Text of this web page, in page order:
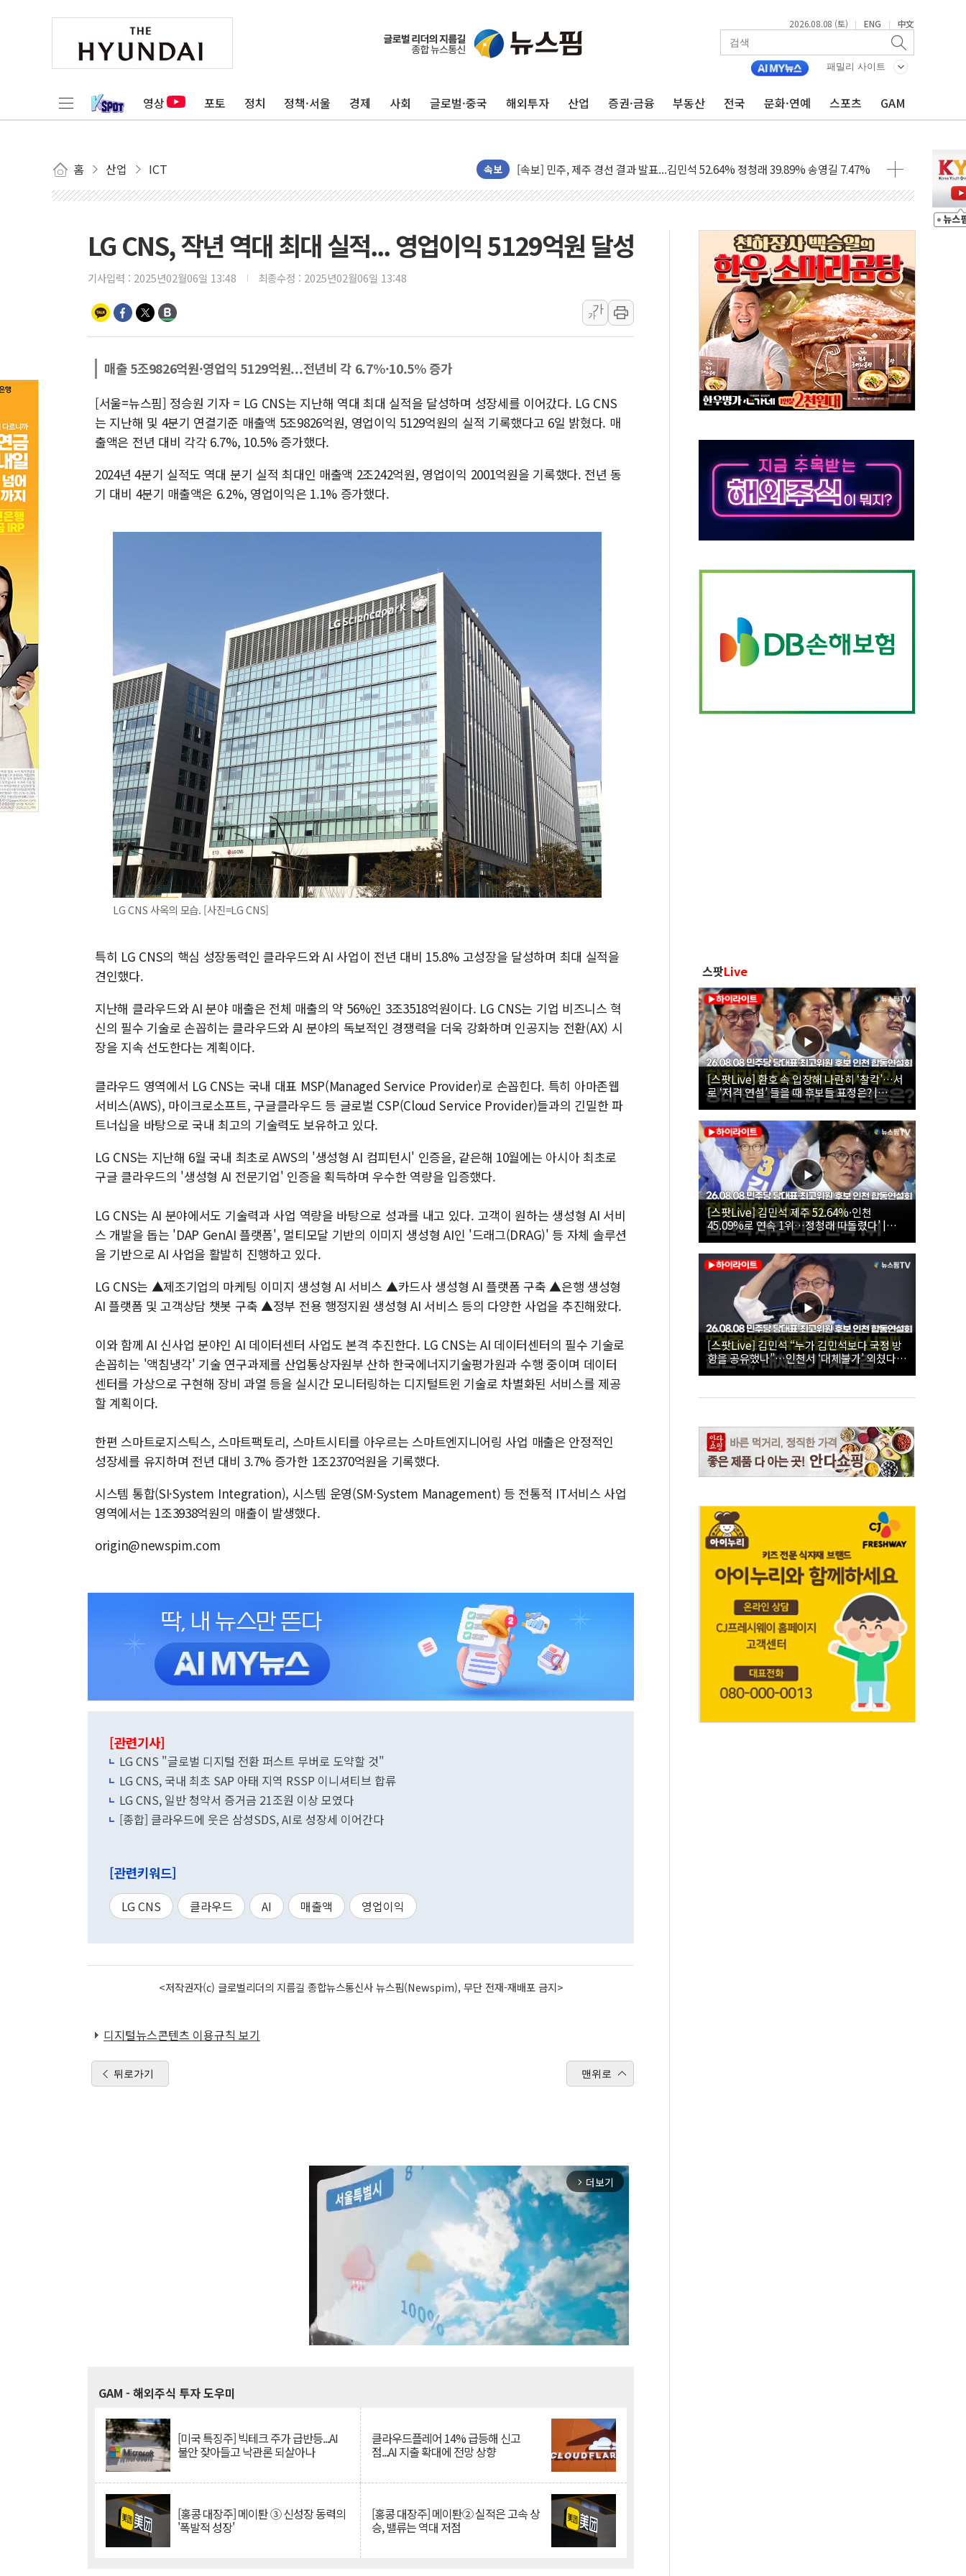
2026.08.08 (토) | ENG | 中文
패밀리 사이트
영상 포토 정치 정책·서울 경제 사회 글로벌·중국 해외투자 산업 증권·금융 부동산 전국 문화·연예 스포츠 GAM
홈 산업 ICT 속보
울진·영덕 '호우특보'-포항 '산사태 주의보'...경북도, 호우 피해·통제구간 없어
[종합] 김민석, 정청래에 '0.86%p' 차 재역전 성공...金 45.42% vs 鄭 44.56%
인천 합동연설회 나선 송영길·정청래·김민석 당대표 후보
인사하는 김민석 당대표 후보
[속보] 민주, 제주·인천 경선 결과 발표...김민석 47.75% 정청래 42.08%
[속보] 민주, 제주 경선 결과 발표...김민석 52.64% 정청래 39.89% 송영길 7.47%
이번주 국내 주요 금융일정(8.10~8.14)
강릉·동해·삼척 시간당 최대 50㎜ 폭우…강원 동해안 강한 비 이어져
폐기물 수거하다 참변…60대 환경미화원 수거차에 치여 사망
서울 중랑구 주택가서 흉기 난동…60대 남성 2명 숨져
李대통령 "결혼 때문에 손해 보는 일 없게"…'결혼 페널티' 22개 과제 손본다
여수 오동도 인근 해상서 모터보트 전복…1명 사망·1명 실종
추미애, '위안부' 피해자 기림의 날 참석..."국제적 시민 연대로 목소리 내야"
인천 선재도 갯벌서 해루질 중 실종 60대 나흘만에 숨진 채 발견
인천서 말다툼 중 어머니 흉기 살해 10대 아들 체포
'화합' 꺼낸 김민석에 '뻔뻔' 받아친 정청래…제주 연설서 신경전 고조
LG CNS, 작년 역대 최대 실적... 영업이익 5129억원 달성
기사입력 : 2025년02월06일 13:48 최종수정 : 2025년02월06일 13:48
가
가
매출 5조9826억원·영업익 5129억원...전년비 각 6.7%·10.5% 증가
[서울=뉴스핌] 정승원 기자 = LG CNS는 지난해 역대 최대 실적을 달성하며 성장세를 이어갔다. LG CNS
는 지난해 및 4분기 연결기준 매출액 5조9826억원, 영업이익 5129억원의 실적 기록했다고 6일 밝혔다. 매
출액은 전년 대비 각각 6.7%, 10.5% 증가했다.
2024년 4분기 실적도 역대 분기 실적 최대인 매출액 2조242억원, 영업이익 2001억원을 기록했다. 전년 동
기 대비 4분기 매출액은 6.2%, 영업이익은 1.1% 증가했다.
LG CNS 사옥의 모습. [사진=LG CNS]
특히 LG CNS의 핵심 성장동력인 클라우드와 AI 사업이 전년 대비 15.8% 고성장을 달성하며 최대 실적을
견인했다.
지난해 클라우드와 AI 분야 매출은 전체 매출의 약 56%인 3조3518억원이다. LG CNS는 기업 비즈니스 혁
신의 필수 기술로 손꼽히는 클라우드와 AI 분야의 독보적인 경쟁력을 더욱 강화하며 인공지능 전환(AX) 시
장을 지속 선도한다는 계획이다.
클라우드 영역에서 LG CNS는 국내 대표 MSP(Managed Service Provider)로 손꼽힌다. 특히 아마존웹
서비스(AWS), 마이크로소프트, 구글클라우드 등 글로벌 CSP(Cloud Service Provider)들과의 긴밀한 파
트너십을 바탕으로 국내 최고의 기술력도 보유하고 있다.
LG CNS는 지난해 6월 국내 최초로 AWS의 '생성형 AI 컴피턴시' 인증을, 같은해 10월에는 아시아 최초로
구글 클라우드의 '생성형 AI 전문기업' 인증을 획득하며 우수한 역량을 입증했다.
LG CNS는 AI 분야에서도 기술력과 사업 역량을 바탕으로 성과를 내고 있다. 고객이 원하는 생성형 AI 서비
스 개발을 돕는 'DAP GenAI 플랫폼', 멀티모달 기반의 이미지 생성형 AI인 '드래그(DRAG)' 등 자체 솔루션
을 기반으로 AI 사업을 활발히 진행하고 있다.
LG CNS는 ▲제조기업의 마케팅 이미지 생성형 AI 서비스 ▲카드사 생성형 AI 플랫폼 구축 ▲은행 생성형
AI 플랫폼 및 고객상담 챗봇 구축 ▲정부 전용 행정지원 생성형 AI 서비스 등의 다양한 사업을 추진해왔다.
이와 함께 AI 신사업 분야인 AI 데이터센터 사업도 본격 추진한다. LG CNS는 AI 데이터센터의 필수 기술로
손꼽히는 '액침냉각' 기술 연구과제를 산업통상자원부 산하 한국에너지기술평가원과 수행 중이며 데이터
센터를 가상으로 구현해 장비 과열 등을 실시간 모니터링하는 디지털트윈 기술로 차별화된 서비스를 제공
할 계획이다.
한편 스마트로지스틱스, 스마트팩토리, 스마트시티를 아우르는 스마트엔지니어링 사업 매출은 안정적인
성장세를 유지하며 전년 대비 3.7% 증가한 1조2370억원을 기록했다.
시스템 통합(SI·System Integration), 시스템 운영(SM·System Management) 등 전통적 IT서비스 사업
영역에서는 1조3938억원의 매출이 발생했다.
origin@newspim.com
[관련기사]
LG CNS "글로벌 디지털 전환 퍼스트 무버로 도약할 것"
LG CNS, 국내 최초 SAP 아태 지역 RSSP 이니셔티브 합류
LG CNS, 일반 청약서 증거금 21조원 이상 모였다
[종합] 클라우드에 웃은 삼성SDS, AI로 성장세 이어간다
[관련키워드]
LG CNS 클라우드 AI 매출액 영업이익
<저작권자(c) 글로벌리더의 지름길 종합뉴스통신사 뉴스핌(Newspim), 무단 전재-재배포 금지>
디지털뉴스콘텐츠 이용규칙 보기
뒤로가기 맨위로
arrow_forward_ios 더보기
GAM - 해외주식 투자 도우미
[미국 특징주] 빅테크 주가 급반등...AI
불안 잦아들고 낙관론 되살아나
클라우드플레어 14% 급등해 신고
점...AI 지출 확대에 전망 상향
[홍콩 대장주] 메이퇀 ③ 신성장 동력의
'폭발적 성장'
[홍콩 대장주] 메이퇀② 실적은 고속 상
승, 밸류는 역대 저점
스팟Live
[스팟Live] 환호 속 입장해 나란히 ‘찰칵’…서
로 ‘저격 연설’ 들을 때 후보들 표정은? |
26.08.08 더불어민주당 당대표·최고위원 후
보 인천 합동연설회
[스팟Live] 김민석 제주 52.64%·인천
45.09%로 연속 1위…정청래 따돌렸다’ |
26.08.08 더불어민주당 당대표·최고위원 후
보 인천 합동연설회
[스팟Live] 김민석 “누가 김민석보다 국정 방
향을 공유했나”…인천서 ‘대체불가’ 외쳤다 |
26.08.08 더불어민주당 당대표·최고위원 후